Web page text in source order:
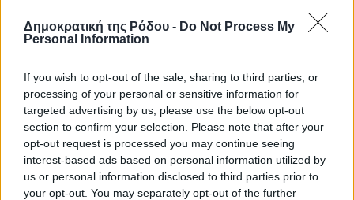
Δημοκρατική της Ρόδου - Do Not Process My
Personal Information
If you wish to opt-out of the sale, sharing to third parties, or
processing of your personal or sensitive information for
targeted advertising by us, please use the below opt-out
section to confirm your selection. Please note that after your
opt-out request is processed you may continue seeing
interest-based ads based on personal information utilized by
us or personal information disclosed to third parties prior to
your opt-out. You may separately opt-out of the further
ΠΕ